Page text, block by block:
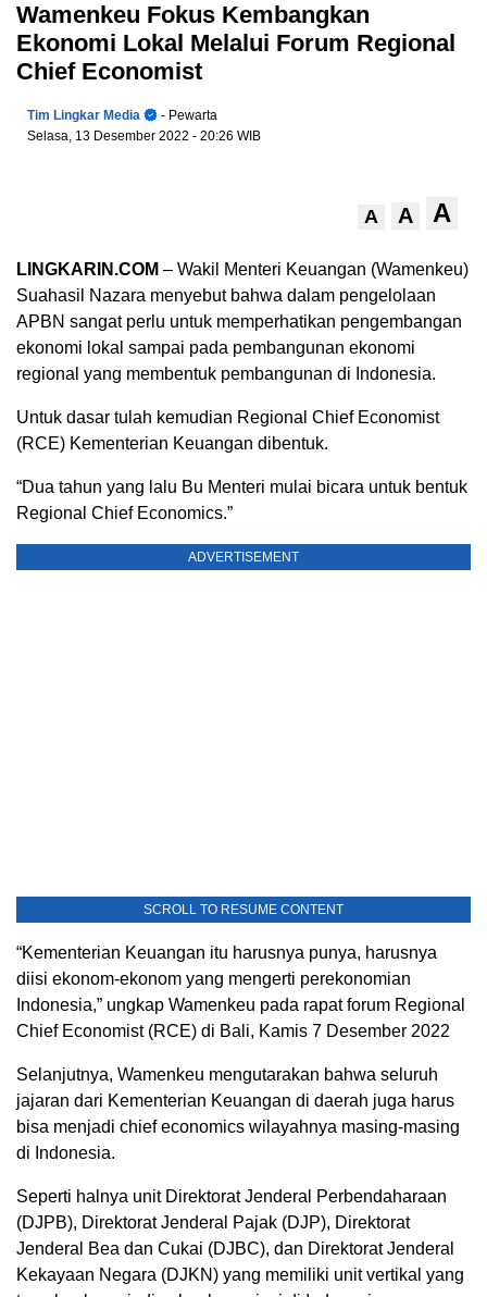
Wamenkeu Fokus Kembangkan
Ekonomi Lokal Melalui Forum Regional
Chief Economist
Tim Lingkar Media
- Pewarta
Selasa, 13 Desember 2022 - 20:26 WIB
A A A
LINGKARIN.COM – Wakil Menteri Keuangan (Wamenkeu)
Suahasil Nazara menyebut bahwa dalam pengelolaan
APBN sangat perlu untuk memperhatikan pengembangan
ekonomi lokal sampai pada pembangunan ekonomi
regional yang membentuk pembangunan di Indonesia.
Untuk dasar tulah kemudian Regional Chief Economist
(RCE) Kementerian Keuangan dibentuk.
“Dua tahun yang lalu Bu Menteri mulai bicara untuk bentuk
Regional Chief Economics.”
ADVERTISEMENT
SCROLL TO RESUME CONTENT
“Kementerian Keuangan itu harusnya punya, harusnya
diisi ekonom-ekonom yang mengerti perekonomian
Indonesia,” ungkap Wamenkeu pada rapat forum Regional
Chief Economist (RCE) di Bali, Kamis 7 Desember 2022
Selanjutnya, Wamenkeu mengutarakan bahwa seluruh
jajaran dari Kementerian Keuangan di daerah juga harus
bisa menjadi chief economics wilayahnya masing-masing
di Indonesia.
Seperti halnya unit Direktorat Jenderal Perbendaharaan
(DJPB), Direktorat Jenderal Pajak (DJP), Direktorat
Jenderal Bea dan Cukai (DJBC), dan Direktorat Jenderal
Kekayaan Negara (DJKN) yang memiliki unit vertikal yang